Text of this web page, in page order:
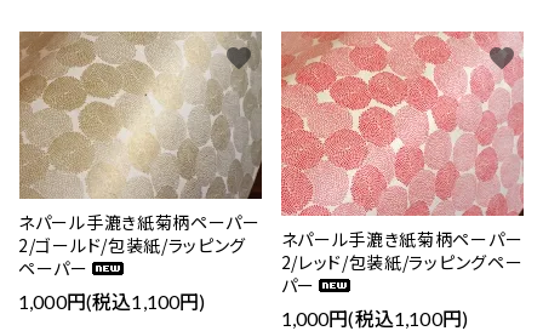
ネパール手漉き紙菊柄ペーパー
2/ゴールド/包装紙/ラッピング
ペーパー
1,000円(税込1,100円)
favorite
ネパール手漉き紙菊柄ペーパー
2/レッド/包装紙/ラッピングペー
パー
1,000円(税込1,100円)
favorite